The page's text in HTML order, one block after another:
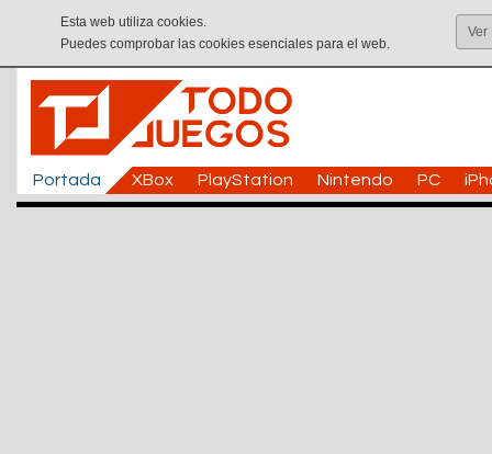
Esta web utiliza cookies.
Puedes comprobar las cookies esenciales para el web.
Ver
Portada XBox PlayStation Nintendo PC